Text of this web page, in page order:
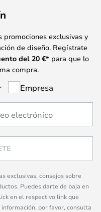
promociones exclusivas y
de diseño. Regístrate
del 20 €* para que lo
compra.
Empresa
exclusivas, consejos sobre
Puedes darte de baja en
en el respectivo link que
por favor, consulta